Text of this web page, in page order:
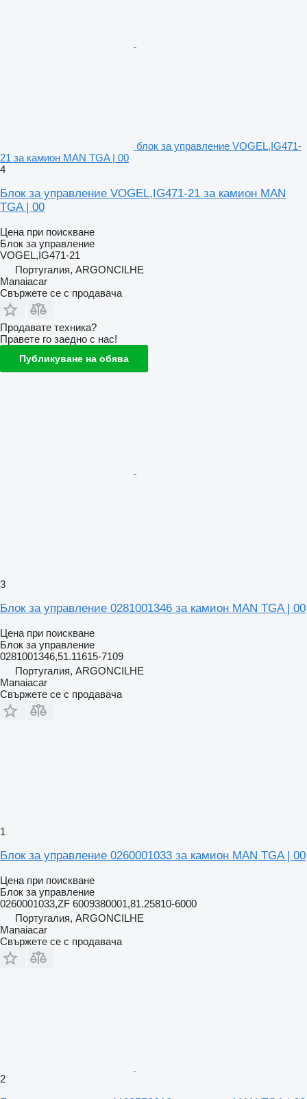
блок за управление VOGEL,IG471-
21 за камион MAN TGA | 00
4
Блок за управление VOGEL,IG471-21 за камион MAN
TGA | 00
Цена при поискване
Блок за управление
VOGEL,IG471-21
Португалия, ARGONCILHE
Manaiacar
Свържете се с продавача
Продавате техника?
Правете го заедно с нас!
Публикуване на обява
3
Блок за управление 0281001346 за камион MAN TGA | 00
Цена при поискване
Блок за управление
0281001346,51.11615-7109
Португалия, ARGONCILHE
Manaiacar
Свържете се с продавача
1
Блок за управление 0260001033 за камион MAN TGA | 00
Цена при поискване
Блок за управление
0260001033,ZF 6009380001,81.25810-6000
Португалия, ARGONCILHE
Manaiacar
Свържете се с продавача
2